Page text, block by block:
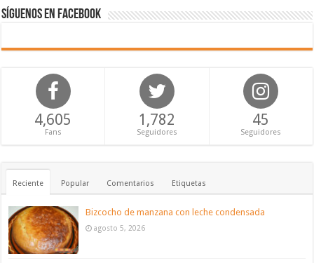
Síguenos en Facebook
4,605
Fans
1,782
Seguidores
45
Seguidores
Reciente Popular Comentarios Etiquetas
Bizcocho de manzana con leche condensada
agosto 5, 2026